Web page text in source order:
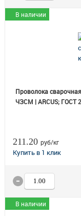
В наличии
Проволока
ЧЗСМ | ARCUS; ГОСТ
211.20 руб/кг
В наличии